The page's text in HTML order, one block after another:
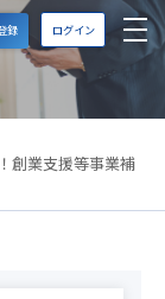
録 ログイン
創業支援等事業補